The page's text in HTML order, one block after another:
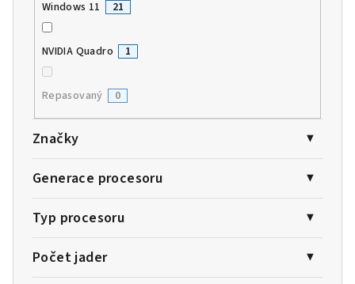
Windows 11 21
NVIDIA Quadro 1
Repasovaný 0
Značky
Generace procesoru
Typ procesoru
Počet jader